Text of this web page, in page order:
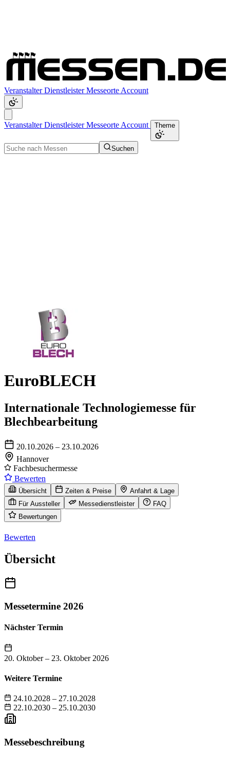
VeranstalterDienstleisterMesseorte Account
VeranstalterDienstleisterMesseorte Account Theme
Suchen
EuroBLECH
Internationale Technologiemesse für
Blechbearbeitung
20.10.2026 – 23.10.2026
Hannover
Fachbesuchermesse
Bewerten
Übersicht Zeiten & Preise
Anfahrt & Lage
Für Aussteller
Messedienstleister
FAQ
Bewertungen
Bewerten
Übersicht
Messetermine 2026
Nächster Termin
20. Oktober – 23. Oktober 2026
Weitere Termine
24.10.2028 – 27.10.2028
22.10.2030 – 25.10.2030
Messebeschreibung